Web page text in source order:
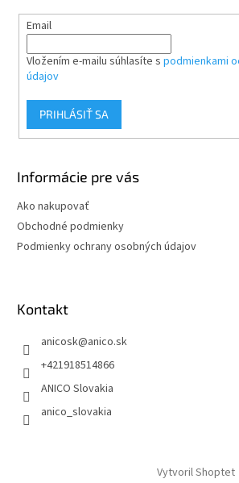
Email
Vložením e-mailu súhlasíte s podmienkami
údajov
PRIHLÁSIŤ SA
Informácie pre vás
Ako nakupovať
Obchodné podmienky
Podmienky ochrany osobných údajov
Kontakt
anicosk@anico.sk
+421918514866
ANICO Slovakia
anico_slovakia
Vytvoril Shoptet